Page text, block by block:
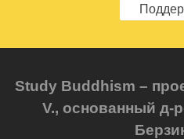
Study Buddhism –
V., основанный д-